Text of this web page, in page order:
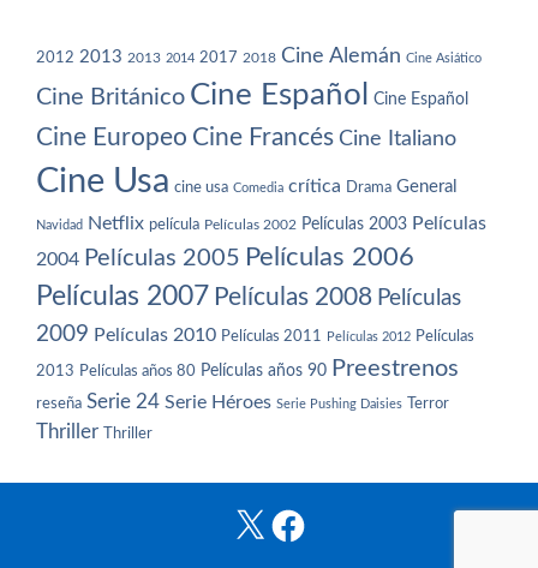
2012 2013 2013 2014 2017 2018 Cine Alemán Cine Asiático
Cine Británico Cine Español Cine Español
Cine Europeo Cine Francés Cine Italiano
Cine Usa cine usa Comedia crítica Drama General
Navidad Netflix película Películas 2002 Películas 2003 Películas
2004 Películas 2005 Películas 2006
Películas 2007 Películas 2008 Películas
2009 Películas 2010 Películas 2011 Películas 2012 Películas
2013 Películas años 80 Películas años 90 Preestrenos
reseña Serie 24 Serie Héroes Serie Pushing Daisies Terror
Thriller Thriller
X Facebook